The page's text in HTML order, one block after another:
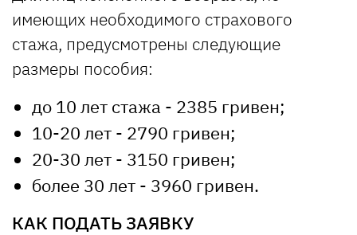
имеющих необходимого страхового
стажа, предусмотрены следующие
размеры пособия:
до 10 лет стажа - 2385 гривен;
10-20 лет - 2790 гривен;
20-30 лет - 3150 гривен;
более 30 лет - 3960 гривен.
КАК ПОДАТЬ ЗАЯВКУ